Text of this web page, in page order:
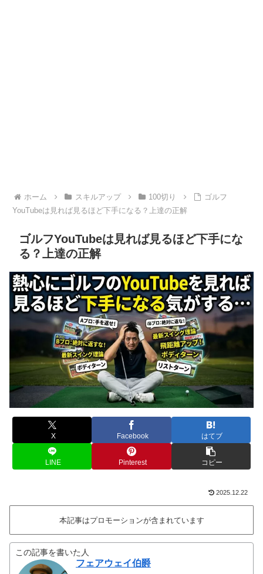
ホーム スキルアップ 100切り
ゴルフ
YouTubeは見れば見るほど下手になる？上達の正解
ゴルフYouTubeは見れば見るほど下手にな
る？上達の正解
X Facebook はてブ
LINE Pinterest コピー
2025.12.22
本記事はプロモーションが含まれています
この記事を書いた人
フェアウェイ伯爵